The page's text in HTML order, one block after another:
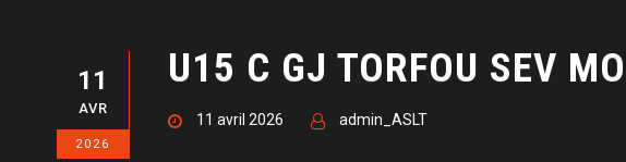
11
AVR
2026
U15 C GJ TORFOU SEV
11 avril 2026 admin_ASLT